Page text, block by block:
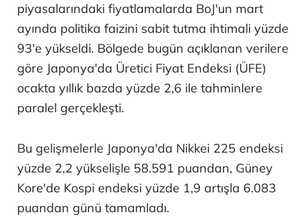
piyasalarındaki fiyatlamalarda BoJ'un mart
ayında politika faizini sabit tutma ihtimali yüzde
93'e yükseldi. Bölgede bugün açıklanan verilere
göre Japonya'da Üretici Fiyat Endeksi (ÜFE)
ocakta yıllık bazda yüzde 2,6 ile tahminlere
paralel gerçekleşti.
Bu gelişmelerle Japonya'da Nikkei 225 endeksi
yüzde 2,2 yükselişle 58.591 puandan, Güney
Kore'de Kospi endeksi yüzde 1,9 artışla 6.083
puandan günü tamamladı.